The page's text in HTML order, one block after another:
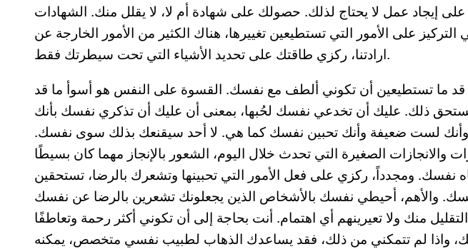
إيجاد عمل لا يحتاج لذلك. حصولك على شهادة أم لا، لا يقلل منك. الشهادات
على الأمور التي تستطيعين تغييرها، هناك الكثير من الأمور الخارجة عن
ارادتنا، ركزي طاقتك على تحديد الأشياء التي تحت سيطرتك فقط.
قد ما تستطيعين أن تكوني ألطف مع نفسك. القسوة على النفس هو أسوأ ما قد
يستحق ذلك. عليك أن تخدعي نفسك لحُبها، بمعنى أن عليك أن تذكري نفسك بأنك
لست ضعيفة وأنك تحبين نفسك كما هي. لا أحد سيقنعك بذلك سوى نفسك.
والانجازات الصغيرة التي تحدث خلال اليوم، الشعور بالإنجاز مهما كان بسيطًا
ومجدداً، ركزي على فعل الأمور التي تحبينها وتشعرك بالرضا، تستحقين
والأهم، أحيطي نفسك بالأشخاص الذين يجعلونك تشعرين بالرضا عن نفسك
منك ولا تعيرينهم أي اهتمام. أنت بحاجة إلى أن تكوني أكثر رحمة وتعاطفًا
واذا لم تتمكني من ذلك، فقد يساعدك الذهاب لطبيب نفسي متخصص، يمكنه